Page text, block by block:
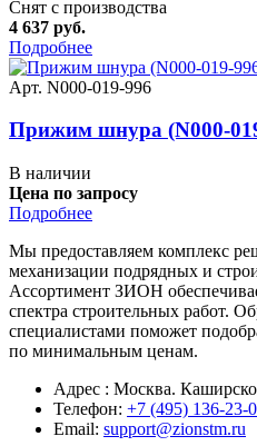
Снят с производства
4 637 руб.
Подробнее
Арт. N000-019-996
Прижим шнура (N000-
В наличии
Цена по запросу
Подробнее
Мы предоставляем комплекс
механизации подрядных и
Ассортимент ЗИОН
спектра строительных работ.
специалистами поможет
по минимальным ценам.
Адрес : Москва.
Телефон: +7 (495) 136-23-
Email: support@zionstm.ru